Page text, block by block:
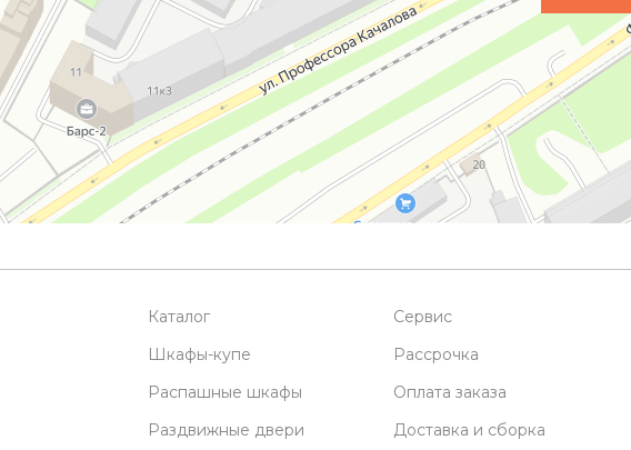
Каталог
Шкафы-купе
Распашные шкафы
Раздвижные двери
Сервис
Рассрочка
Оплата заказа
Доставка и сборка